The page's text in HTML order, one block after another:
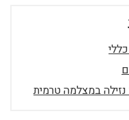
נזילה במצלמה טרמית